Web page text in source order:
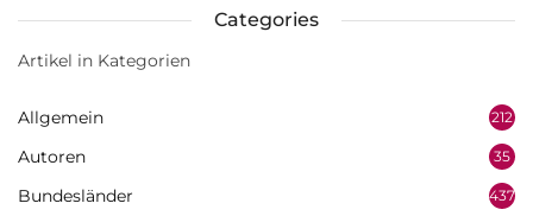
Categories
Artikel in Kategorien
Allgemein 212
Autoren 35
Bundesländer 437